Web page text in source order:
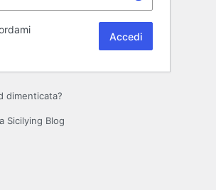
dimenticata?
Sicilying Blog